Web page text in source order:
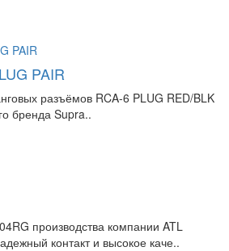
PAIR
разъёмов RCA-6 PLUG RED/BLK
бренда Supra..
производства компании ATL
контакт и высокое каче..